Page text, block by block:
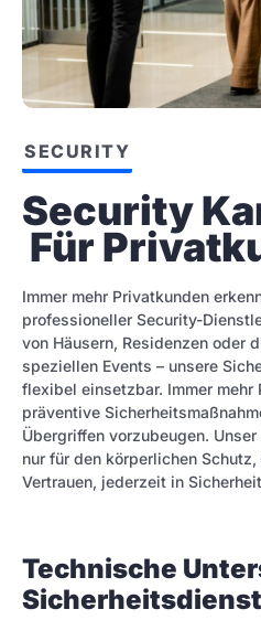
SECURITY
Security
Für
Immer mehr Privatkunden
professioneller Security-
von Häusern, Residenzen oder
speziellen Events – unsere
flexibel einsetzbar. Immer mehr
präventive
Übergriffen vorzubeugen.
nur für den körperlichen
Vertrauen, jederzeit in
Technische
Sicherheitsdienst